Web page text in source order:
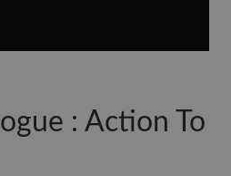
: Action To